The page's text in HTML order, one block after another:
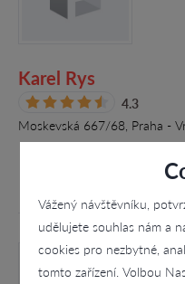
Vážený návštěvníku,
udělujete souhlas nám a
cookies pro nezbytné,
tomto zařízení. Volbou
Karel Rys
4.3
Moskevská 667/68, Praha -